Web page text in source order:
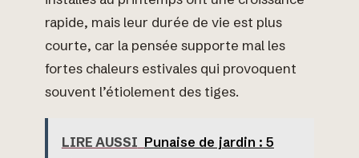
rapide, mais leur durée de vie est plus
courte, car la pensée supporte mal les
fortes chaleurs estivales qui provoquent
souvent l’étiolement des tiges.
LIRE AUSSI Punaise de jardin : 5